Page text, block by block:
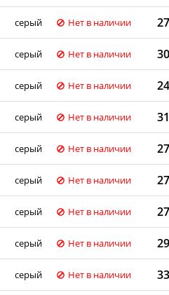
серый Нет в наличии
серый Нет в наличии
серый Нет в наличии
серый Нет в наличии
серый Нет в наличии
серый Нет в наличии
серый Нет в наличии
серый Нет в наличии
серый Нет в наличии